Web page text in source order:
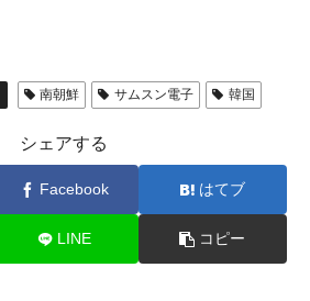
南朝鮮 サムスン電子 韓国
シェアする
Facebook はてブ
LINE コピー